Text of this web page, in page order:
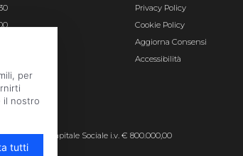
Privacy Policy
Cookie Policy
Aggiorna Consensi
Accessibilità
· Capitale Sociale i.v. € 800.000,00